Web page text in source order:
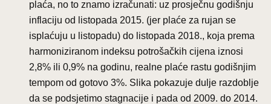
plaća, no to znamo izračunati: uz prosječnu godišnju
inflaciju od listopada 2015. (jer plaće za rujan se
isplaćuju u listopadu) do listopada 2018., koja prema
harmoniziranom indeksu potrošačkih cijena iznosi
2,8% ili 0,9% na godinu, realne plaće rastu godišnjim
tempom od gotovo 3%. Slika pokazuje dulje razdoblje
da se podsjetimo stagnacije i pada od 2009. do 2014.